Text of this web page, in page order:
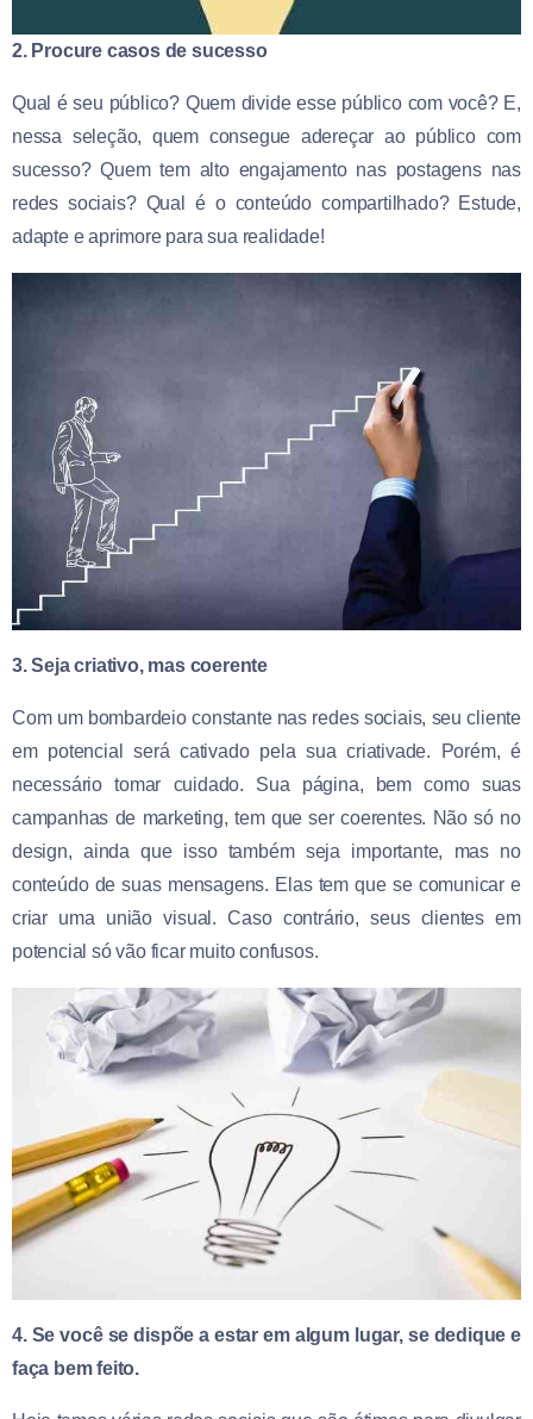
2. Procure casos de sucesso
Qual é seu público? Quem divide esse público com você? E,
nessa seleção, quem consegue adereçar ao público com
sucesso? Quem tem alto engajamento nas postagens nas
redes sociais? Qual é o conteúdo compartilhado? Estude,
adapte e aprimore para sua realidade!
3. Seja criativo, mas coerente
Com um bombardeio constante nas redes sociais, seu cliente
em potencial será cativado pela sua criativade. Porém, é
necessário tomar cuidado. Sua página, bem como suas
campanhas de marketing, tem que ser coerentes. Não só no
design, ainda que isso também seja importante, mas no
conteúdo de suas mensagens. Elas tem que se comunicar e
criar uma união visual. Caso contrário, seus clientes em
potencial só vão ficar muito confusos.
4. Se você se dispõe a estar em algum lugar, se dedique e
faça bem feito.